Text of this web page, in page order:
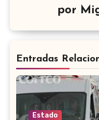
por
Entradas
Estado